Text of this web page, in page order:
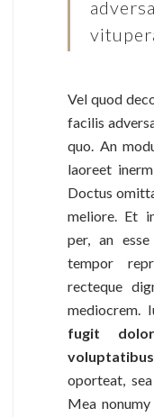
Vel quod
facilis
quo. An
laoreet
Doctus
meliore. Et
per, an
tempor
recteque
mediocrem.
fugit
oporteat,
Mea